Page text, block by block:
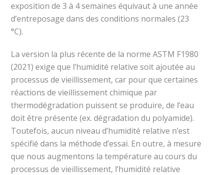
exposition de 3 à 4 semaines équivaut à une année
d’entreposage dans des conditions normales (23
°C).
La version la plus récente de la norme ASTM F1980
(2021) exige que l’humidité relative soit ajoutée au
processus de vieillissement, car pour que certaines
réactions de vieillissement chimique par
thermodégradation puissent se produire, de l’eau
doit être présente (ex. dégradation du polyamide).
Toutefois, aucun niveau d’humidité relative n’est
spécifié dans la méthode d’essai. En outre, à mesure
que nous augmentons la température au cours du
processus de vieillissement, l’humidité relative